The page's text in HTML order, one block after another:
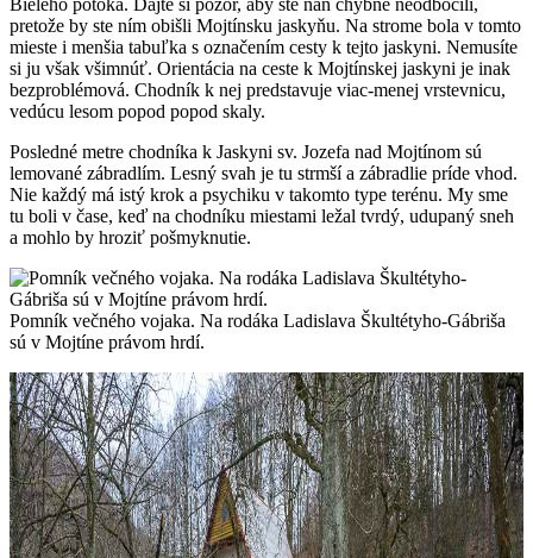
Bieleho potoka. Dajte si pozor, aby ste naň chybne neodbočili,
pretože by ste ním obišli Mojtínsku jaskyňu. Na strome bola v tomto
mieste i menšia tabuľka s označením cesty k tejto jaskyni. Nemusíte
si ju však všimnúť. Orientácia na ceste k Mojtínskej jaskyni je inak
bezproblémová. Chodník k nej predstavuje viac-menej vrstevnicu,
vedúcu lesom popod popod skaly.
Posledné metre chodníka k Jaskyni sv. Jozefa nad Mojtínom sú
lemované zábradlím. Lesný svah je tu strmší a zábradlie príde vhod.
Nie každý má istý krok a psychiku v takomto type terénu. My sme
tu boli v čase, keď na chodníku miestami ležal tvrdý, udupaný sneh
a mohlo by hroziť pošmyknutie.
Pomník večného vojaka. Na rodáka Ladislava Škultétyho-Gábriša
sú v Mojtíne právom hrdí.